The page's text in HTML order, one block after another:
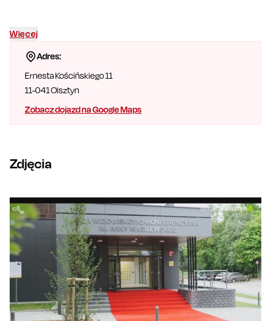
Adres:
Ernesta Kościńskiego 11
11-041Olsztyn
Zobacz dojazd na Google Maps
Więcej
Zdjęcia